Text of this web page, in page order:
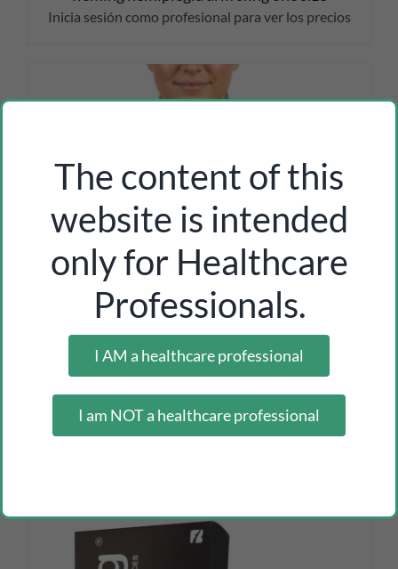
Inicia sesión como profesional para ver los precios
fleming hemiplegia sling
The content of this
website is intended
only for Healthcare
Professionals.
I AM a healthcare professional
I am NOT a healthcare professional